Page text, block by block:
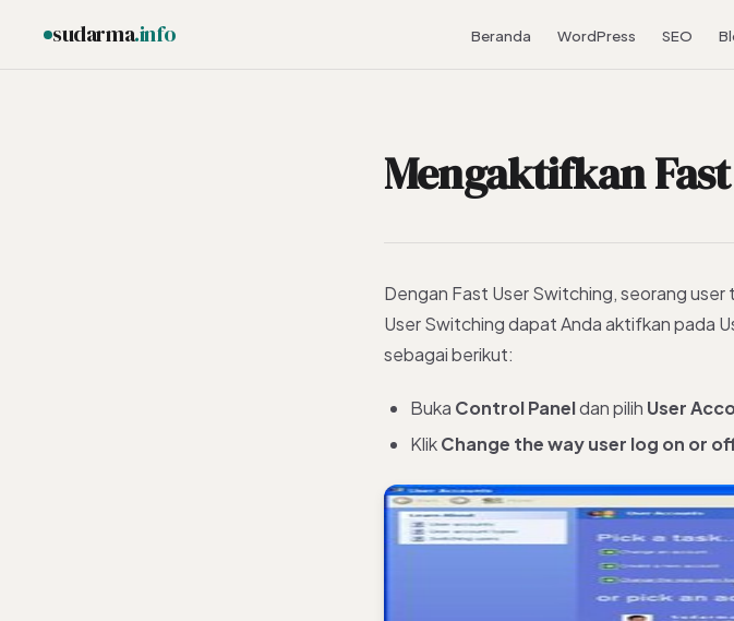
sudarma.info Beranda WordPress SEO
Mengaktifkan
Dengan Fast User Switching, seorang
User Switching dapat Anda aktifkan pada
sebagai berikut:
Buka Control Paneldan pilih User
KlikChange the way user log on or